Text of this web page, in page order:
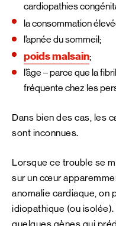
cardiopathies
la consommation
l’apnée du sommeil;
poids malsain;
l’âge – parce que la
fréquente chez les
Dans bien des cas, les
sont inconnues.
Lorsque ce trouble se
sur un cœur
anomalie cardiaque, on
idiopathique (ou